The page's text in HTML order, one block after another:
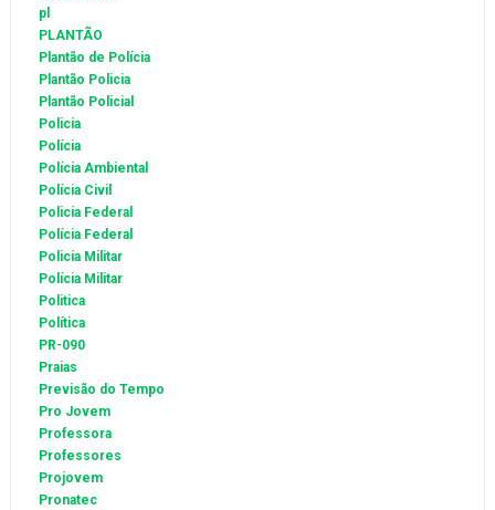
pl
PLANTÃO
Plantão de Polícia
Plantão Policia
Plantão Policial
Policia
Polícia
Polícia Ambiental
Polícia Civil
Policia Federal
Polícia Federal
Policia Militar
Polícia Militar
Politica
Política
PR-090
Praias
Previsão do Tempo
Pro Jovem
Professora
Professores
Projovem
Pronatec